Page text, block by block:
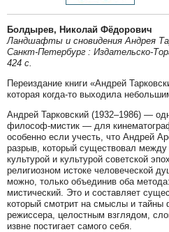
Болдырев, Николай Фёдорович
Ландшафты и сновидения Андрея
Санкт-Петербург : Издательско-
424 с.
Переиздание книги «Андрей
которая когда-то выходила
Андрей Тарковский (1932–1986) —
философ-мистик — для
особенно если учесть, что Андрей
разрыв, который существовал между
культурой и культурой советской
религиозном истоке человеческой
можно, только объединив оба
мистический. Это и составляет
который смотрит на смыслы и тайны
режиссера, целостным взглядом,
извне постигает самого себя.